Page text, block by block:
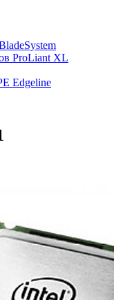
ProLiant XL
Edgeline